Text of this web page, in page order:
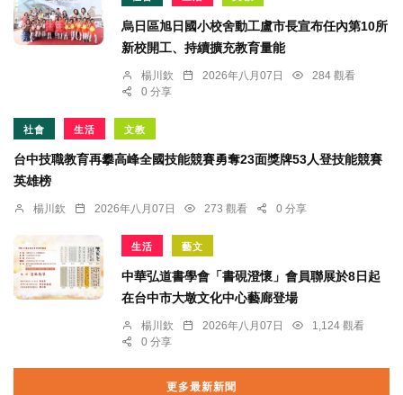
烏日區旭日國小校舍動工盧市長宣布任內第10所
新校開工、持續擴充教育量能
楊川欽 2026年八月07日
284 觀看
0 分享
社會 生活 文教
台中技職教育再攀高峰全國技能競賽勇奪23面獎牌53人登技能競賽
英雄榜
楊川欽 2026年八月07日 273 觀看 0 分享
生活 藝文
中華弘道書學會「書硯澄懷」會員聯展於8日起
在台中市大墩文化中心藝廊登場
楊川欽 2026年八月07日
1,124 觀看
0 分享
更多最新新聞